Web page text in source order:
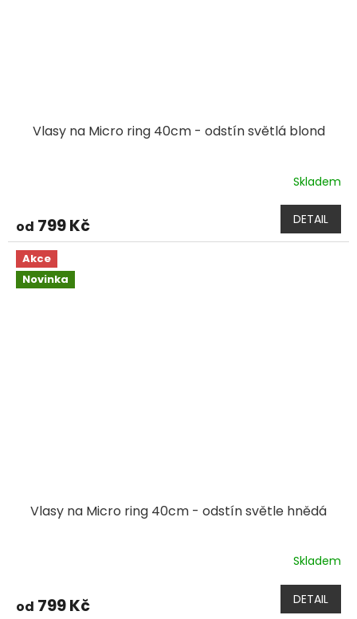
Vlasy na Micro ring 40cm - odstín světlá blond
Skladem
od 799 Kč DETAIL
Akce
Novinka
Vlasy na Micro ring 40cm - odstín světle hnědá
Skladem
od 799 Kč DETAIL